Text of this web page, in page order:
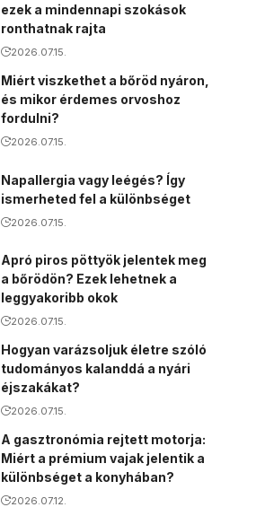
ezek a mindennapi szokások
ronthatnak rajta
2026.07.15.
Miért viszkethet a bőröd nyáron,
és mikor érdemes orvoshoz
fordulni?
2026.07.15.
Napallergia vagy leégés? Így
ismerheted fel a különbséget
2026.07.15.
Apró piros pöttyök jelentek meg
a bőrödön? Ezek lehetnek a
leggyakoribb okok
2026.07.15.
Hogyan varázsoljuk életre szóló
tudományos kalanddá a nyári
éjszakákat?
2026.07.15.
A gasztronómia rejtett motorja:
Miért a prémium vajak jelentik a
különbséget a konyhában?
2026.07.12.